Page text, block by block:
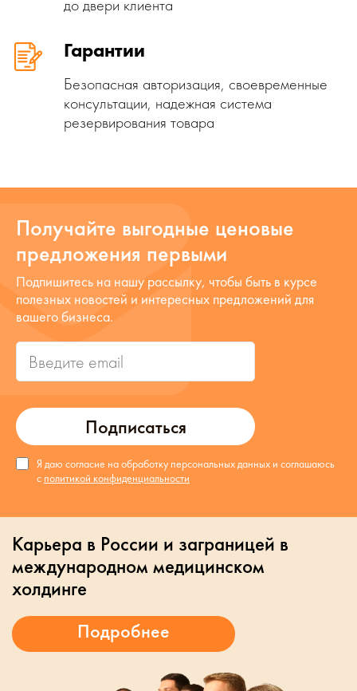
до двери клиента
Гарантии
Безопасная авторизация, своевременные
консультации, надежная система
резервирования товара
Получайте выгодные ценовые
предложения первыми
Подписаться
Подпишитесь на нашу рассылку, чтобы быть в курсе
полезных новостей и интересных предложений для
вашего бизнеса.
Я даю согласие на обработку персональных данных и соглашаюсь
с политикой конфиденциальности
Карьера в России и заграницей в
международном медицинском
холдинге